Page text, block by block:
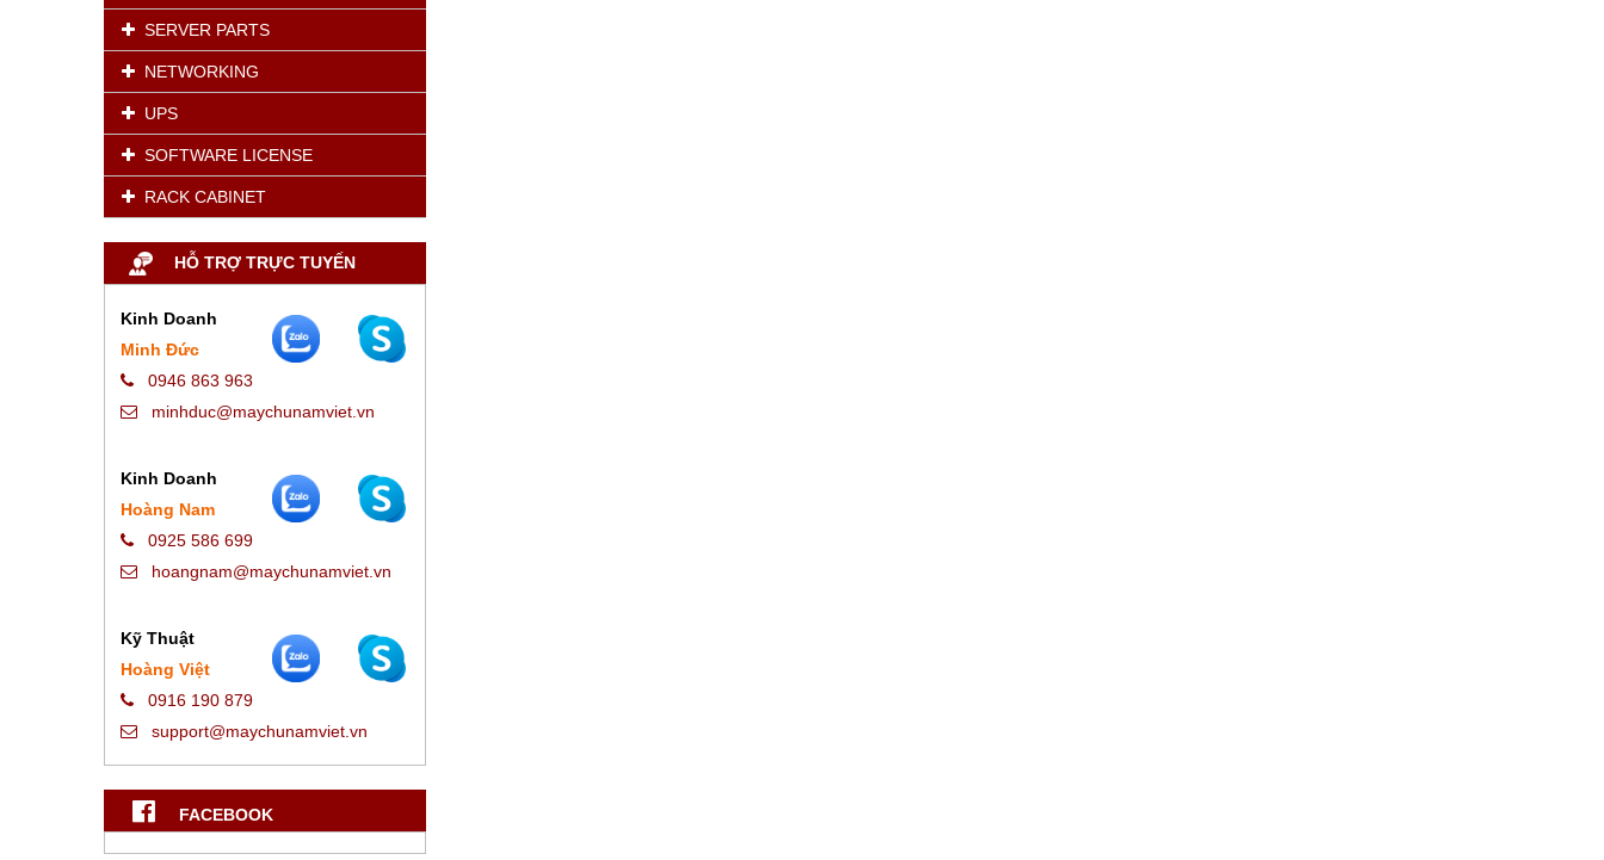
SERVER PARTS
NETWORKING
UPS
SOFTWARE LICENSE
RACK CABINET
HỖ TRỢ TRỰC TUYẾN
Kinh Doanh
Minh Đức
0946 863 963
minhduc@maychunamviet.vn
Kinh Doanh
Hoàng Nam
0925 586 699
hoangnam@maychunamviet.vn
Kỹ Thuật
Hoàng Việt
0916 190 879
support@maychunamviet.vn
FACEBOOK